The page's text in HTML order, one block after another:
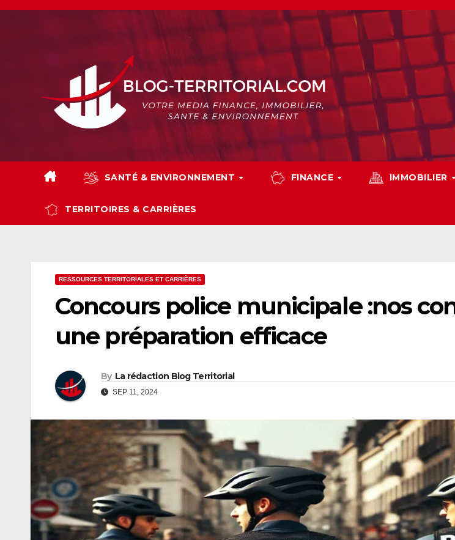
Skip
SANTÉ & ENVIRONNEMENT FINANCE IMMOBILIER
TERRITOIRES & CARRIÈRES
RESSOURCES TERRITORIALES ET CARRIÈRES
Concours police municipale :nos
une préparation efficace
By La rédaction Blog Territorial
SEP 11, 2024